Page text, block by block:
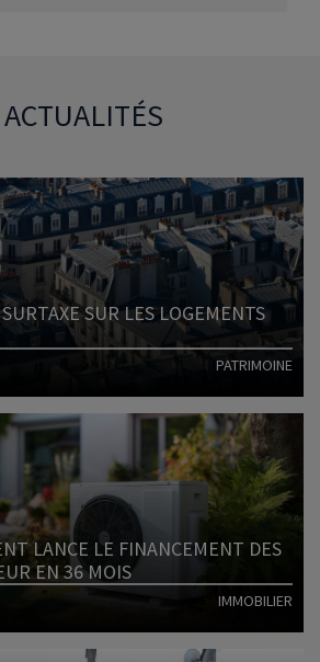
SUR LES LOGEMENTS
PATRIMOINE
Lire l'article
LANCE LE FINANCEMENT DES
EN 36 MOIS
IMMOBILIER